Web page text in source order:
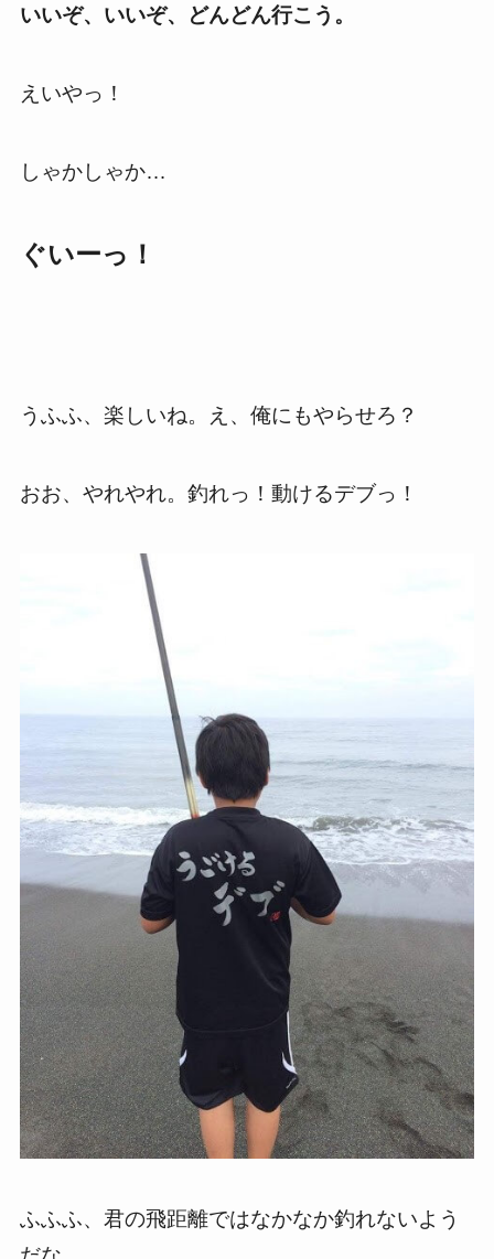
いいぞ、いいぞ、どんどん行こう。
えいやっ！
しゃかしゃか…
ぐいーっ！
うふふ、楽しいね。え、俺にもやらせろ？
おお、やれやれ。釣れっ！動けるデブっ！
ふふふ、君の飛距離ではなかなか釣れないよう